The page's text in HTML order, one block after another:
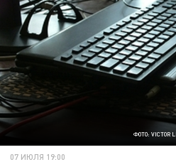
ФОТО: VICTOR
07 ИЮЛЯ 19:00